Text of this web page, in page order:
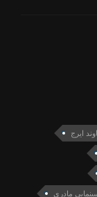
ایرج
مادری